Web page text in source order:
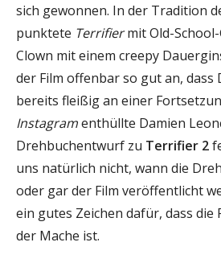
sich gewonnen. In der Tradition
punktete Terrifiermit Old-
Clown mit einem creepy
der Film offenbar so gut an, dass
bereits fleißig an einer
Instagramenthüllte Damien
Drehbuchentwurf zu Terrifier 2
uns natürlich nicht, wann die
oder gar der Film veröffentlicht
ein gutes Zeichen dafür, dass
der Mache ist.